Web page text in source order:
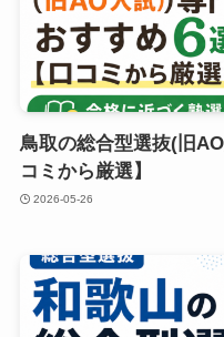
鳥取の総合型選抜(旧
コミから厳選】
2026-05-26